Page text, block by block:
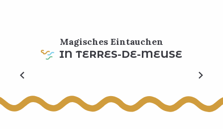
Magisches Eintauchen
IN TERRES-DE-MEUSE